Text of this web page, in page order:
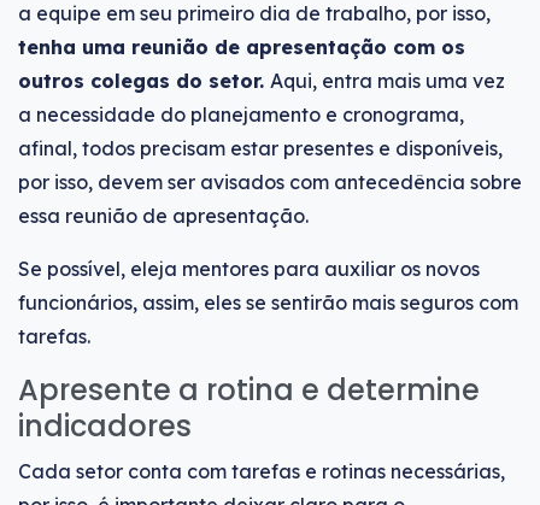
a equipe em seu primeiro dia de trabalho, por isso,
tenha uma reunião de apresentação com os
outros colegas do setor. Aqui, entra mais uma vez
a necessidade do planejamento e cronograma,
afinal, todos precisam estar presentes e disponíveis,
por isso, devem ser avisados com antecedência sobre
essa reunião de apresentação.
Se possível, eleja mentores para auxiliar os novos
funcionários, assim, eles se sentirão mais seguros com
tarefas.
Apresente a rotina e determine
indicadores
Cada setor conta com tarefas e rotinas necessárias,